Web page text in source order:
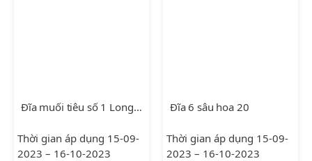
Đĩa muối tiêu số 1 Long Phương Trắng
Thời gian áp dụng 15-09-
2023 – 16-10-2023
Đĩa 6 sâu hoa 20
Thời gian áp dụng 15-09-
2023 – 16-10-2023